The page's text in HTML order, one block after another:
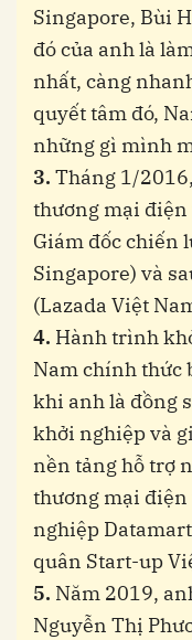
Singapore, Bùi
đó của anh là
nhất, càng
quyết tâm đó,
những gì mình
3. Tháng 1/
thương mại điện
Giám đốc chiến
Singapore) và
(Lazada Việt
4. Hành trình
Nam chính thức
khi anh là đồng
khởi nghiệp và
nền tảng hỗ trợ
thương mại điện
nghiệp
quân Start-up
5. Năm 2019,
Nguyễn Thị